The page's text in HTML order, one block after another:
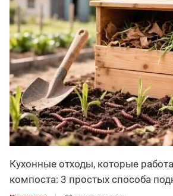
Кухонные отходы, которые
компоста: 3 простых способа